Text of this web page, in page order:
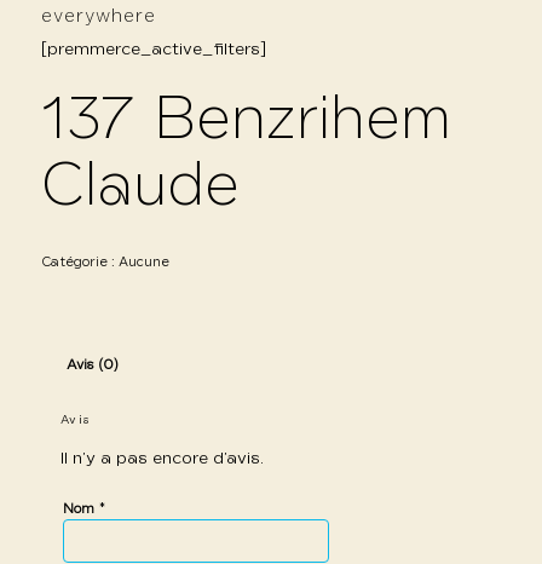
everywhere
[premmerce_active_filters]
137 Benzrihem
Claude
Catégorie : Aucune
Avis (0)
Avis
Il n’y a pas encore d’avis.
Nom *